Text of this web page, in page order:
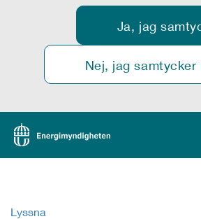
Ja, jag
Nej, jag samtycker
Lyssna